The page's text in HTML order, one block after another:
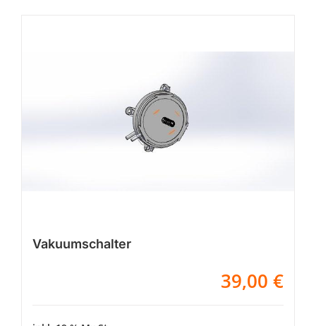
Vakuumschalter
39,00 €